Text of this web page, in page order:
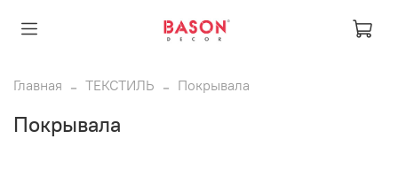
Главная ТЕКСТИЛЬ Покрывала
Покрывала